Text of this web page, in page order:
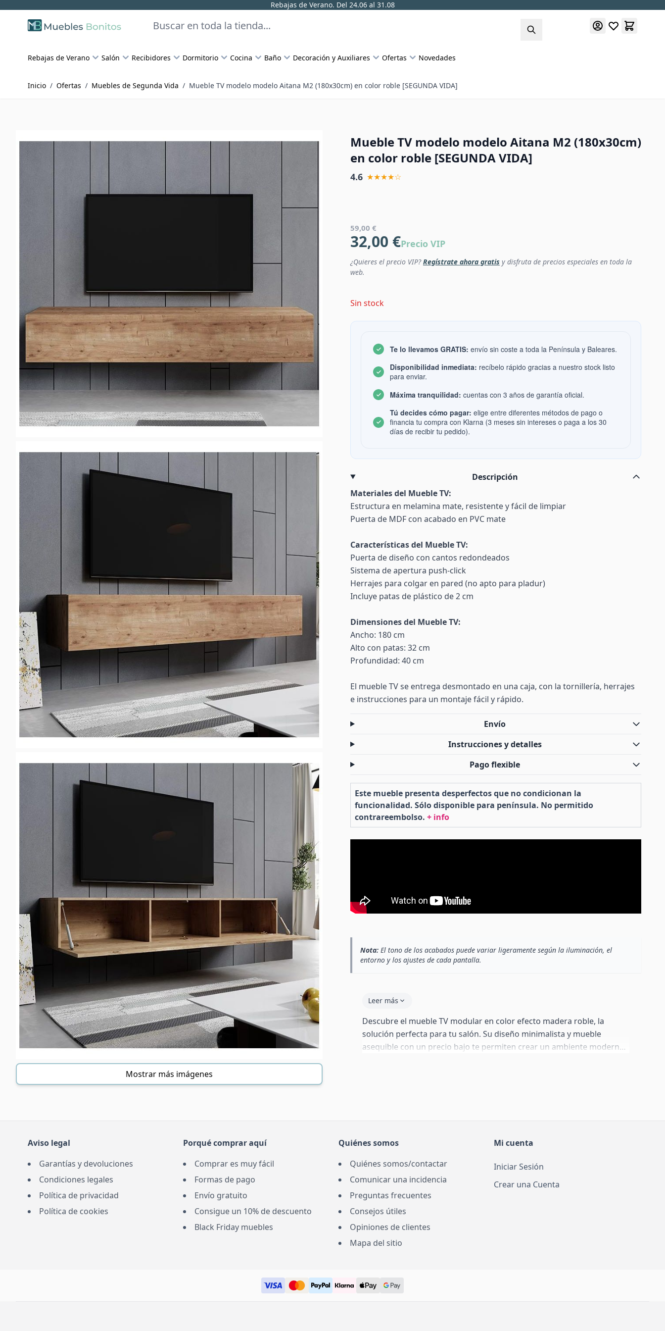
Rebajas de Verano. Del 24.06 al 31.08
Skip to Content
Buscar
Rebajas de Verano Salón Recibidores Dormitorio Cocina Baño Decoración y Auxiliares Ofertas Novedades
Inicio / Ofertas / Muebles de Segunda Vida / Mueble TV modelo modelo Aitana M2 (180x30cm) en color roble [SEGUNDA VIDA]
Mostrar más imágenes
Mueble TV modelo modelo Aitana M2 (180x30cm)
en color roble [SEGUNDA VIDA]
4.6 ★★★★☆
59,00 €
32,00 €Precio VIP
¿Quieres el precio VIP?Regístrate ahora gratis y disfruta de precios especiales en toda la
web.
Sin stock
Te lo llevamos GRATIS: envío sin coste a toda la Península y Baleares.
Disponibilidad inmediata: recíbelo rápido gracias a nuestro stock listo
para enviar.
Máxima tranquilidad: cuentas con 3 años de garantía oficial.
Tú decides cómo pagar: elige entre diferentes métodos de pago o
financia tu compra con Klarna (3 meses sin intereses o paga a los 30
días de recibir tu pedido).
Descripción
Materiales del Mueble TV:
Estructura en melamina mate, resistente y fácil de limpiar
Puerta de MDF con acabado en PVC mate
Características del Mueble TV:
Puerta de diseño con cantos redondeados
Sistema de apertura push-click
Herrajes para colgar en pared (no apto para pladur)
Incluye patas de plástico de 2 cm
Dimensiones del Mueble TV:
Ancho: 180 cm
Alto con patas: 32 cm
Profundidad: 40 cm
El mueble TV se entrega desmontado en una caja, con la tornillería, herrajes
e instrucciones para un montaje fácil y rápido.
Envío
Instrucciones y detalles
Pago flexible
Este mueble presenta desperfectos que no condicionan la
funcionalidad. Sólo disponible para península. No permitido
contrareembolso. + info
Nota: El tono de los acabados puede variar ligeramente según la iluminación, el
entorno y los ajustes de cada pantalla.
Leer más
Descubre el mueble TV modular en color efecto madera roble, la
solución perfecta para tu salón. Su diseño minimalista y mueble
asequible con un precio bajo te permiten crear un ambiente moderno
Aviso legal
Garantías y devoluciones
Condiciones legales
Política de privacidad
Política de cookies
Porqué comprar aquí
Comprar es muy fácil
Formas de pago
Envío gratuito
Consigue un 10% de descuento
Black Friday muebles
Quiénes somos
Quiénes somos/contactar
Comunicar una incidencia
Preguntas frecuentes
Consejos útiles
Opiniones de clientes
Mapa del sitio
Mi cuenta
Iniciar Sesión
Crear una Cuenta